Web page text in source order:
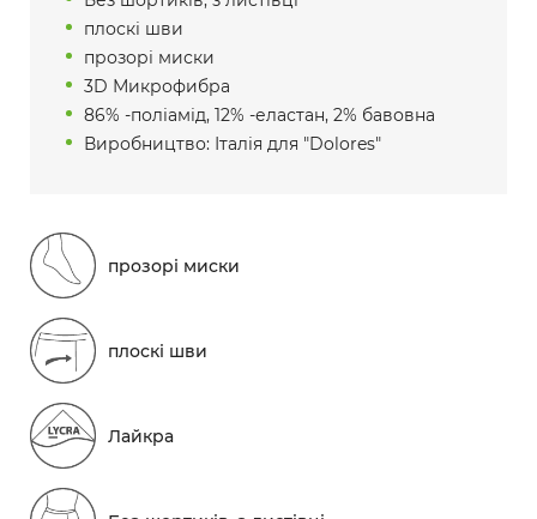
плоскі шви
прозорі миски
3D Микрофибра
86% -поліамід, 12% -еластан, 2% бавовна
Виробництво: Італія для "Dolores"
прозорі миски
плоскі шви
Лайкра